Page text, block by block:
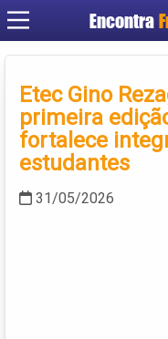
Encontra
Etec Gino
primeira
fortalece
estudantes
31/05/2026